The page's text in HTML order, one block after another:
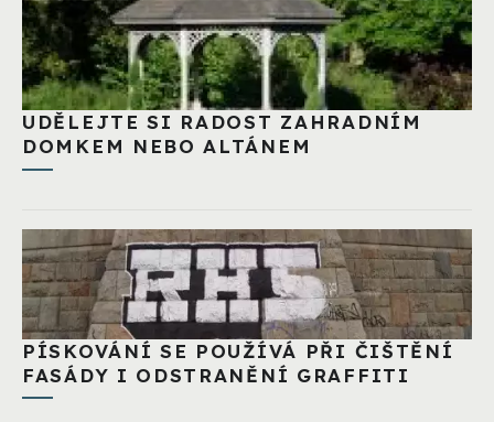
UDĚLEJTE SI RADOST ZAHRADNÍM
DOMKEM NEBO ALTÁNEM
PÍSKOVÁNÍ SE POUŽÍVÁ PŘI ČIŠTĚNÍ
FASÁDY I ODSTRANĚNÍ GRAFFITI